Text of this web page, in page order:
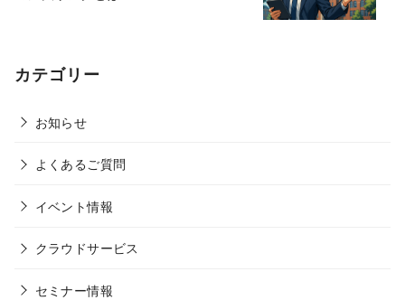
カテゴリー
お知らせ
よくあるご質問
イベント情報
クラウドサービス
セミナー情報